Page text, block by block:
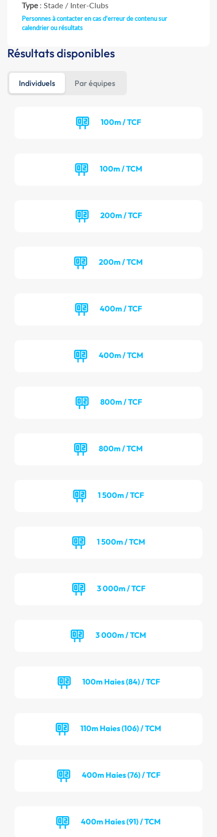
Type: Stade / Inter-Clubs
Personnes à contacter en cas d'erreur de contenu sur
calendrier ou résultats
Résultats disponibles
Individuels Par équipes
100m / TCF
100m / TCM
200m / TCF
200m / TCM
400m / TCF
400m / TCM
800m / TCF
800m / TCM
1 500m / TCF
1 500m / TCM
3 000m / TCF
3 000m / TCM
100m Haies (84) / TCF
110m Haies (106) / TCM
400m Haies (76) / TCF
400m Haies (91) / TCM